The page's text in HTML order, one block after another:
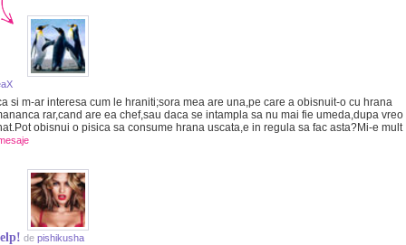
si m-ar interesa cum le hraniti;sora mea are una,pe care a obisnuit-o cu hrana
rar,cand are ea chef,sau daca se intampla sa nu mai fie umeda,dupa vreo
obisnui o pisica sa consume hrana uscata,e in regula sa fac asta?Mi-e mult
de pishikusha